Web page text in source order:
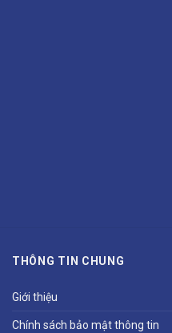
THÔNG TIN CHUNG
Giới thiệu
Chính sách bảo mật thông tin